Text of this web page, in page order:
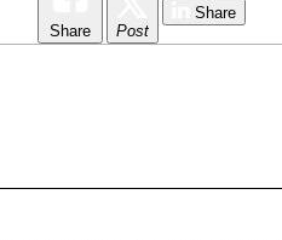
Share Post
Share